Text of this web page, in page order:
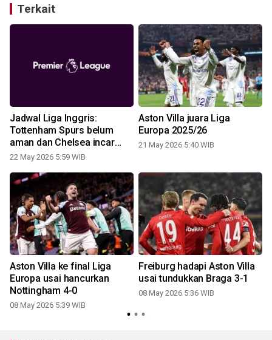
Terkait
Jadwal Liga Inggris:
Tottenham Spurs belum
aman dan Chelsea incar
Liga Europa
22 May 2026 5:59 WIB
Aston Villa juara Liga
Europa 2025/26
21 May 2026 5:40 WIB
Aston Villa ke final Liga
Europa usai hancurkan
Nottingham 4-0
08 May 2026 5:39 WIB
Freiburg hadapi Aston Villa
usai tundukkan Braga 3-1
08 May 2026 5:36 WIB